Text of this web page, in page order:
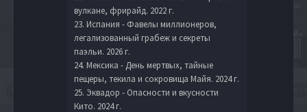
вулкане, фрирайд. 2022 г.
23. Испания - Фавелы миллионеров,
легализованный грабеж и секреты
паэльи. 2026 г.
24. Мексика - День мертвых, тайные
пещеры, текила и сокровища Майя. 2024 г.
25. Эквадор - Опасности и вкусности
Кито. 2024 г.